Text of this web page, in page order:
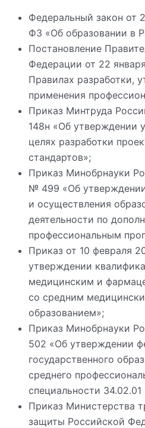
Федеральный закон от
ФЗ «Об образовании в
Постановление
Федерации от 22
Правилах разработки,
применения
Приказ Минтруда
148н «Об утверждении
целях разработки
стандартов»;
Приказ Минобрнауки
№ 499 «Об
и осуществления
деятельности по
профессиональным
Приказ от 10 февраля
утверждении
медицинским и
со средним
образованием»;
Приказ Минобрнауки
502 «Об утверждении
государственного
среднего
специальности
Приказ Министерства
защиты Российской